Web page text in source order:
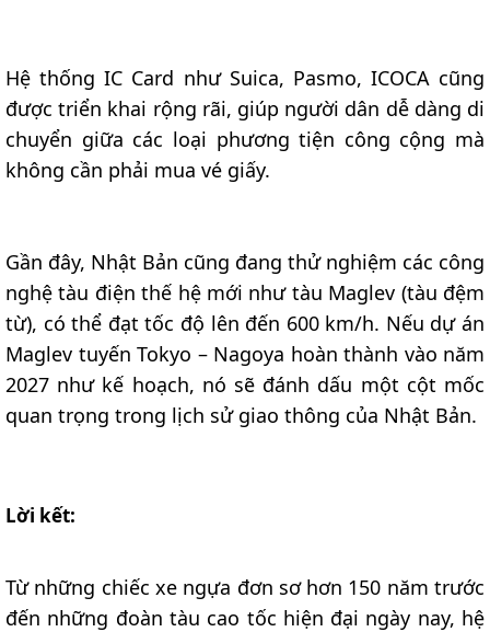
Hệ thống IC Card như Suica, Pasmo, ICOCA cũng
được triển khai rộng rãi, giúp người dân dễ dàng di
chuyển giữa các loại phương tiện công cộng mà
không cần phải mua vé giấy.
Gần đây, Nhật Bản cũng đang thử nghiệm các công
nghệ tàu điện thế hệ mới như tàu Maglev (tàu đệm
từ), có thể đạt tốc độ lên đến 600 km/h. Nếu dự án
Maglev tuyến Tokyo – Nagoya hoàn thành vào năm
2027 như kế hoạch, nó sẽ đánh dấu một cột mốc
quan trọng trong lịch sử giao thông của Nhật Bản.
Lời kết:
Từ những chiếc xe ngựa đơn sơ hơn 150 năm trước
đến những đoàn tàu cao tốc hiện đại ngày nay, hệ